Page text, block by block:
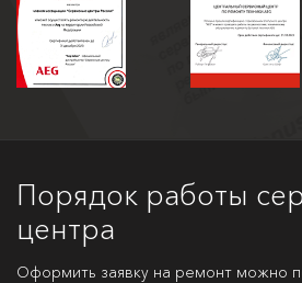
Порядок работы
центра
Оформить заявку на ремонт можно